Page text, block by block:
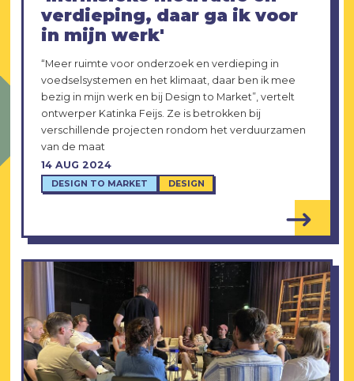
14 AUG 2024
DESIGN TO MARKET DESIGN
verdieping, daar ga ik voor
in mijn werk'
“Meer ruimte voor onderzoek en verdieping in
voedselsystemen en het klimaat, daar ben ik mee
bezig in mijn werk en bij Design to Market”, vertelt
ontwerper Katinka Feijs. Ze is betrokken bij
verschillende projecten rondom het verduurzamen
van de maat